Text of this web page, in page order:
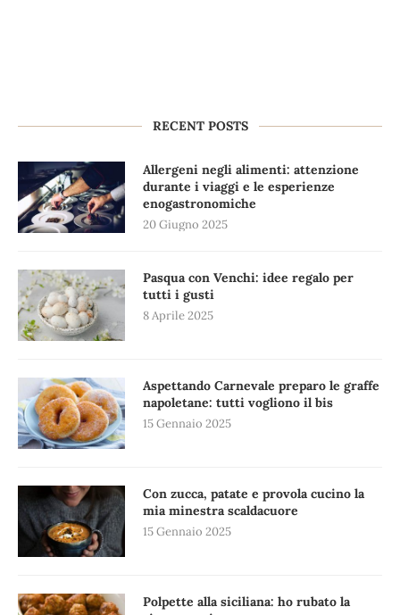
RECENT POSTS
Allergeni negli alimenti: attenzione
durante i viaggi e le esperienze
enogastronomiche
20 Giugno 2025
Pasqua con Venchi: idee regalo per
tutti i gusti
8 Aprile 2025
Aspettando Carnevale preparo le graffe
napoletane: tutti vogliono il bis
15 Gennaio 2025
Con zucca, patate e provola cucino la
mia minestra scaldacuore
15 Gennaio 2025
Polpette alla siciliana: ho rubato la